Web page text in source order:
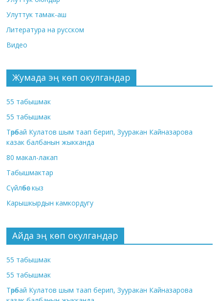
Улуттук тамак-аш
Литература на русском
Видео
Жумада эң көп окулгандар
55 табышмак
55 табышмак
Төрөбай Кулатов шым таап берип, Зууракан Кайназарова
казак балбанын жыкканда
80 макал-лакап
Табышмактар
Сүйлөбөс кыз
Карышкырдын камкордугу
Айда эң көп окулгандар
55 табышмак
55 табышмак
Төрөбай Кулатов шым таап берип, Зууракан Кайназарова